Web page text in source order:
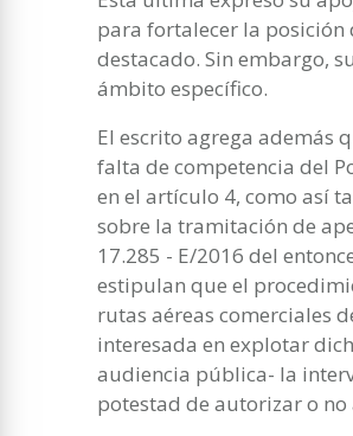
para fortalecer la posición
destacado. Sin embargo,
ámbito específico.
El escrito agrega además
falta de competencia del
en el artículo 4, como así
sobre la tramitación de
17.285 - E/2016 del
estipulan que el
rutas aéreas comerciales
interesada en explotar
audiencia pública- la
potestad de autorizar o no